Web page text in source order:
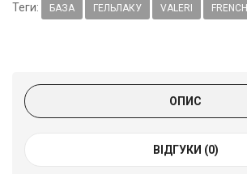
Теги: БАЗА ГЕЛЬЛАКУ VALERI FRENCH
ОПИС
ВІДГУКИ (0)